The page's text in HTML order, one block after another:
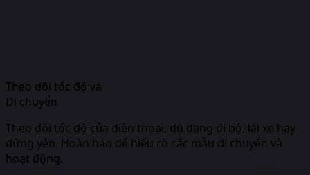
Theo dõi tốc độ và
Di chuyển
Theo dõi tốc độ của điện thoại, dù đang đi bộ, lái xe hay
đứng yên. Hoàn hảo để hiểu rõ các mẫu di chuyển và
hoạt động.